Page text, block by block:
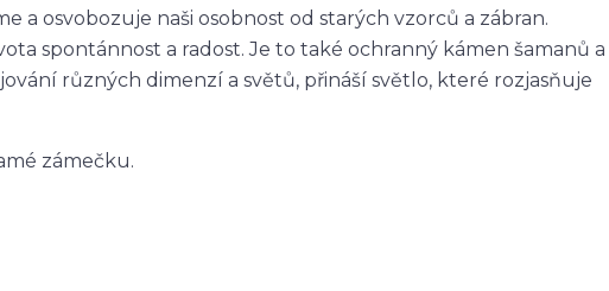
a osvobozuje naši osobnost od starých vzorců a zábran.
spontánnost a radost. Je to také ochranný kámen šamanů a
různých dimenzí a světů, přináší světlo, které rozjasňuje
zámečku.